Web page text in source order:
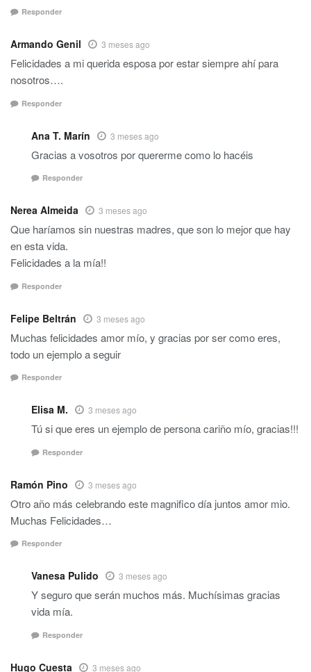
Responder
Armando Genil 3 meses ago
Felicidades a mi querida esposa por estar siempre ahí para
nosotros….
Responder
Ana T. Marín 3 meses ago
Gracias a vosotros por quererme como lo hacéis
Responder
Nerea Almeida 3 meses ago
Que haríamos sin nuestras madres, que son lo mejor que hay
en esta vida.
Felicidades a la mía!!
Responder
Felipe Beltrán 3 meses ago
Muchas felicidades amor mío, y gracias por ser como eres,
todo un ejemplo a seguir
Responder
Elisa M. 3 meses ago
Tú si que eres un ejemplo de persona cariño mío, gracias!!!
Responder
Ramón Pino 3 meses ago
Otro año más celebrando este magnifico día juntos amor mio.
Muchas Felicidades…
Responder
Vanesa Pulido 3 meses ago
Y seguro que serán muchos más. Muchísimas gracias
vida mía.
Responder
Hugo Cuesta 3 meses ago